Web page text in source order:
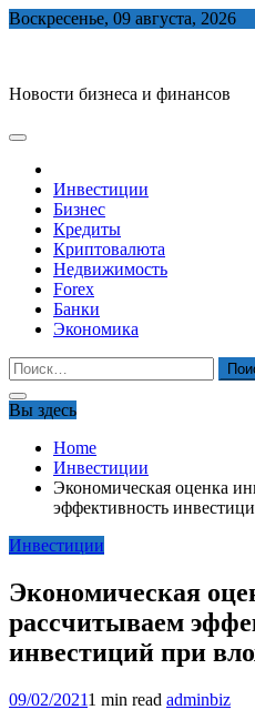
Skip
Воскресенье, 09 августа, 2026
Новости бизнеса и финансов
Инвестиции
Бизнес
Кредиты
Криптовалюта
Недвижимость
Forex
Банки
Экономика
Найти:
Вы здесь
Home
Инвестиции
Экономическая оценка
эффективность
Инвестиции
Экономическая
рассчитываем
инвестиций при
09/02/20211 min read adminbiz